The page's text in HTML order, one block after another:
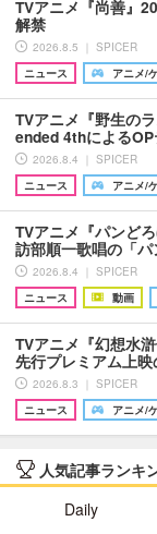
TVアニメ『尚善』
解禁
2026.8.5 ｜ SPICER
ニュース
アニメ/
TVアニメ『野生の
ended 4thによる
2026.8.4 ｜ SPICER
ニュース
アニメ/
TVアニメ『パンど
訪部順一歌唱の「
2026.8.4 ｜ SPICER
ニュース
動画
TVアニメ『幻想水
先行プレミアム上
2026.8.3 ｜ SPICER
ニュース
アニメ/
人気記事ランキ
Daily